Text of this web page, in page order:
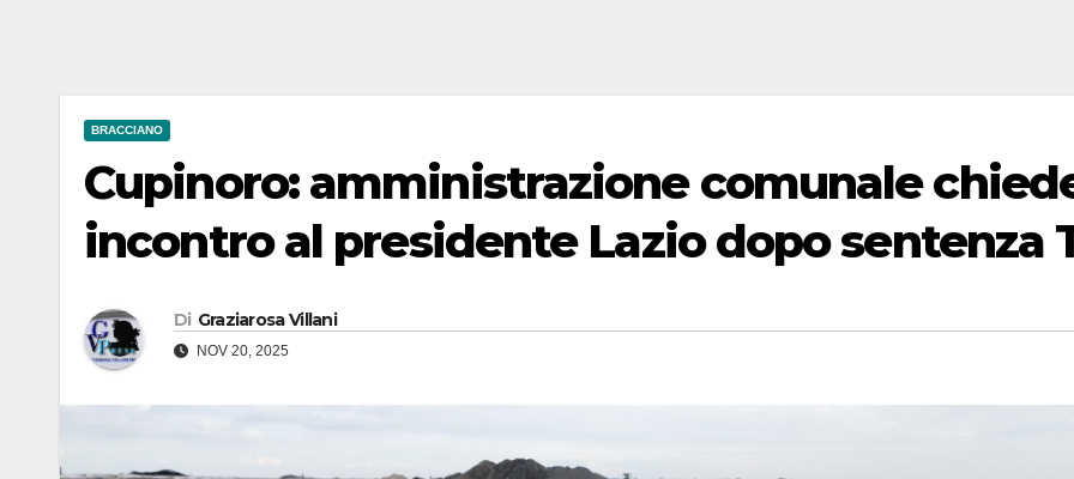
BRACCIANO
Cupinoro: amministrazione comunale
incontro al presidente Lazio dopo sentenza
Di Graziarosa Villani
NOV 20, 2025